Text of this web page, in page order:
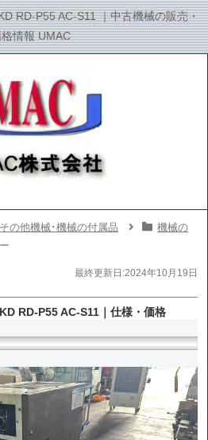
RD-P55 AC-S11 ｜中古機械の販売・
情報 UMAC
の他機械･機械の付属品
機械の
最終更新日:2024年10月19日
RD-P55 AC-S11｜仕様・価格